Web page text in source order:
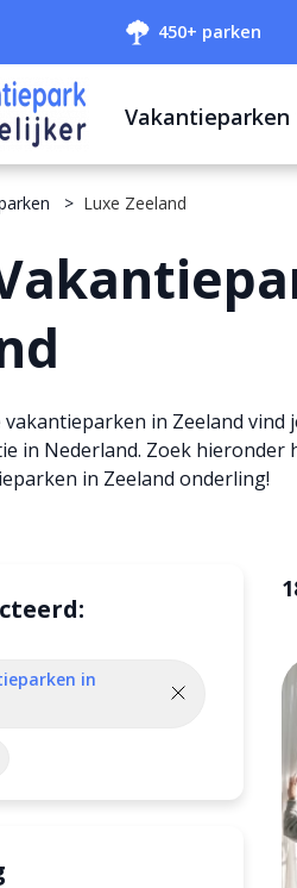
450+ parken
Vakantieparken
Luxe Zeeland
in Zeeland
in Nederland. Zoek
in Zeeland onderling!
in